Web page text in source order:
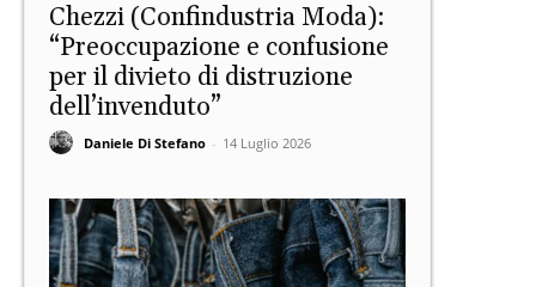
Chezzi (Confindustria Moda):
“Preoccupazione e confusione
per il divieto di distruzione
dell’invenduto”
Daniele Di Stefano - 14 Luglio 2026